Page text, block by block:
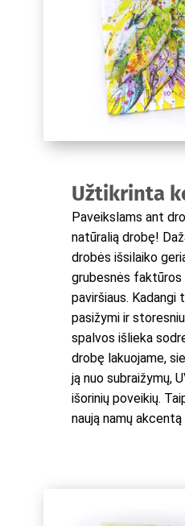
Užtikrinta
Paveikslams ant
natūralią drobę!
drobės išsilaiko
grubesnės faktūros
paviršiaus. Kadangi
pasižymi ir
spalvos išlieka
drobę lakuojame,
ją nuo subraižymų,
išorinių poveikių.
naują namų akcentą